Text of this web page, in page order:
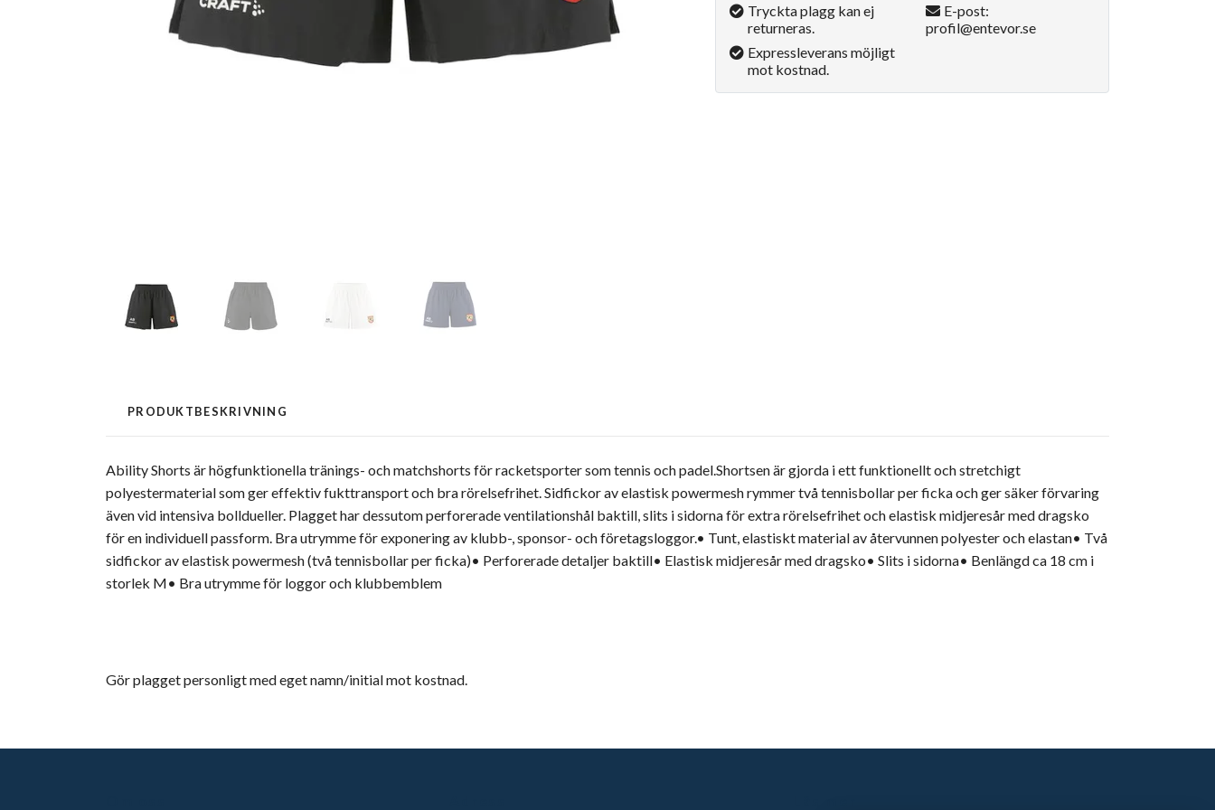
Tryckta plagg kan ej
returneras.
Expressleverans möjligt
mot kostnad.
E-post:
profil@entevor.se
PRODUKTBESKRIVNING
Ability Shorts är högfunktionella tränings- och matchshorts för racketsporter som tennis och padel.Shortsen är gjorda i ett funktionellt och stretchigt
polyestermaterial som ger effektiv fukttransport och bra rörelsefrihet. Sidfickor av elastisk powermesh rymmer två tennisbollar per ficka och ger säker förvaring
även vid intensiva bolldueller. Plagget har dessutom perforerade ventilationshål baktill, slits i sidorna för extra rörelsefrihet och elastisk midjeresår med dragsko
för en individuell passform. Bra utrymme för exponering av klubb-, sponsor- och företagsloggor.• Tunt, elastiskt material av återvunnen polyester och elastan• Två
sidfickor av elastisk powermesh (två tennisbollar per ficka)• Perforerade detaljer baktill• Elastisk midjeresår med dragsko• Slits i sidorna• Benlängd ca 18 cm i
storlek M• Bra utrymme för loggor och klubbemblem
Gör plagget personligt med eget namn/initial mot kostnad.